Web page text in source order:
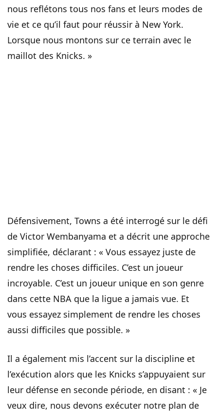
nous reflétons tous nos fans et leurs modes de
vie et ce qu’il faut pour réussir à New York.
Lorsque nous montons sur ce terrain avec le
maillot des Knicks. »
Défensivement, Towns a été interrogé sur le défi
de Victor Wembanyama et a décrit une approche
simplifiée, déclarant : « Vous essayez juste de
rendre les choses difficiles. C’est un joueur
incroyable. C’est un joueur unique en son genre
dans cette NBA que la ligue a jamais vue. Et
vous essayez simplement de rendre les choses
aussi difficiles que possible. »
Il a également mis l’accent sur la discipline et
l’exécution alors que les Knicks s’appuyaient sur
leur défense en seconde période, en disant : « Je
veux dire, nous devons exécuter notre plan de